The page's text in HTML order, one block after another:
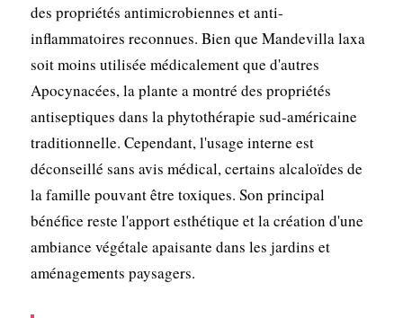
des propriétés antimicrobiennes et anti-
inflammatoires reconnues. Bien que Mandevilla laxa
soit moins utilisée médicalement que d'autres
Apocynacées, la plante a montré des propriétés
antiseptiques dans la phytothérapie sud-américaine
traditionnelle. Cependant, l'usage interne est
déconseillé sans avis médical, certains alcaloïdes de
la famille pouvant être toxiques. Son principal
bénéfice reste l'apport esthétique et la création d'une
ambiance végétale apaisante dans les jardins et
aménagements paysagers.